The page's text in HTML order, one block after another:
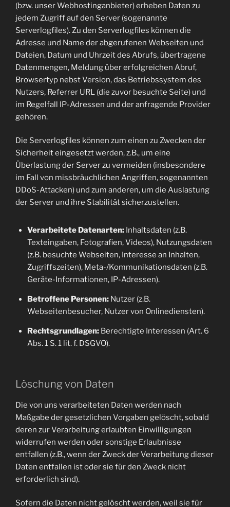
(bzw. unser Webhostinganbieter) erheben Daten zu
jedem Zugriff auf den Server (sogenannte
Serverlogfiles). Zu den Serverlogfiles können die
Adresse und Name der abgerufenen Webseiten und
Dateien, Datum und Uhrzeit des Abrufs, übertragene
Datenmengen, Meldung über erfolgreichen Abruf,
Browsertyp nebst Version, das Betriebssystem des
Nutzers, Referrer URL (die zuvor besuchte Seite) und
im Regelfall IP-Adressen und der anfragende Provider
gehören.
Die Serverlogfiles können zum einen zu Zwecken der
Sicherheit eingesetzt werden, z.B., um eine
Überlastung der Server zu vermeiden (insbesondere
im Fall von missbräuchlichen Angriffen, sogenannten
DDoS-Attacken) und zum anderen, um die Auslastung
der Server und ihre Stabilität sicherzustellen.
Verarbeitete Datenarten:Inhaltsdaten (z.B.
Texteingaben, Fotografien, Videos), Nutzungsdaten
(z.B. besuchte Webseiten, Interesse an Inhalten,
Zugriffszeiten), Meta-/Kommunikationsdaten (z.B.
Geräte-Informationen, IP-Adressen).
Betroffene Personen:Nutzer (z.B.
Webseitenbesucher, Nutzer von Onlinediensten).
Rechtsgrundlagen:Berechtigte Interessen (Art. 6
Abs. 1 S. 1 lit. f. DSGVO).
Löschung von Daten
Die von uns verarbeiteten Daten werden nach
Maßgabe der gesetzlichen Vorgaben gelöscht, sobald
deren zur Verarbeitung erlaubten Einwilligungen
widerrufen werden oder sonstige Erlaubnisse
entfallen (z.B., wenn der Zweck der Verarbeitung dieser
Daten entfallen ist oder sie für den Zweck nicht
erforderlich sind).
Sofern die Daten nicht gelöscht werden, weil sie für